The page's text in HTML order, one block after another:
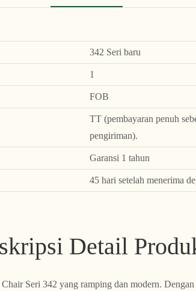
342 Seri baru
1
FOB
TT (pembayaran penuh
pengiriman).
Garansi 1 tahun
45 hari setelah menerima
Detail
Seri 342 yang ramping dan modern.